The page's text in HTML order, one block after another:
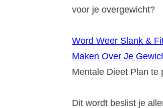
voor je overgewicht?
Word Weer Slank &
Maken Over Je
Mentale Dieet Plan te
Dit wordt beslist je